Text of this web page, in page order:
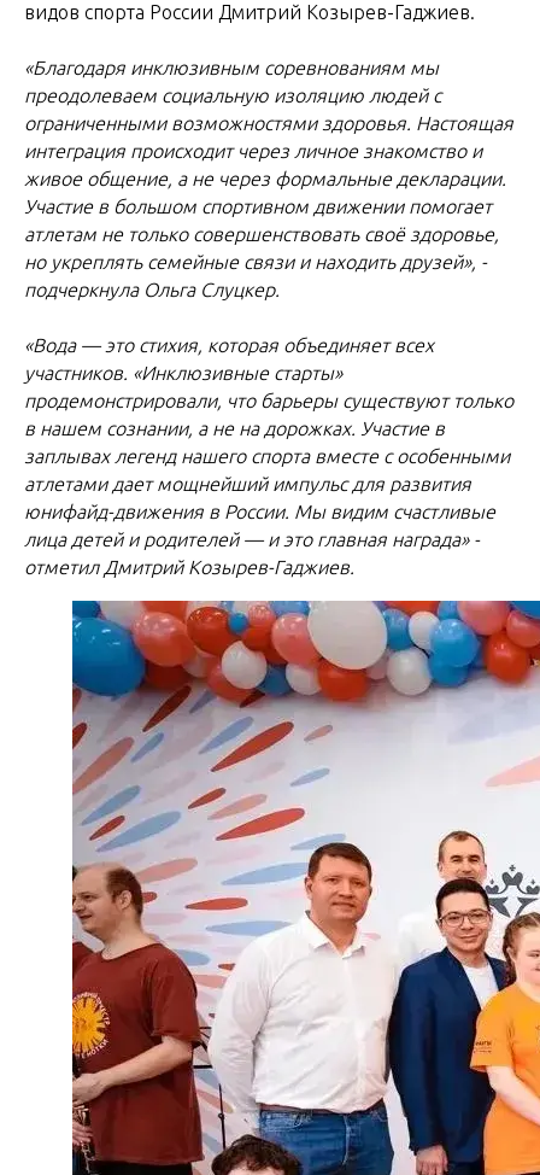
видов спорта России Дмитрий Козырев-Гаджиев.
«Благодаря инклюзивным соревнованиям мы
преодолеваем социальную изоляцию людей с
ограниченными возможностями здоровья. Настоящая
интеграция происходит через личное знакомство и
живое общение, а не через формальные декларации.
Участие в большом спортивном движении помогает
атлетам не только совершенствовать своё здоровье,
но укреплять семейные связи и находить друзей», -
подчеркнула Ольга Слуцкер.
«Вода — это стихия, которая объединяет всех
участников. «Инклюзивные старты»
продемонстрировали, что барьеры существуют только
в нашем сознании, а не на дорожках. Участие в
заплывах легенд нашего спорта вместе с особенными
атлетами дает мощнейший импульс для развития
юнифайд-движения в России. Мы видим счастливые
лица детей и родителей — и это главная награда» -
отметил Дмитрий Козырев-Гаджиев.